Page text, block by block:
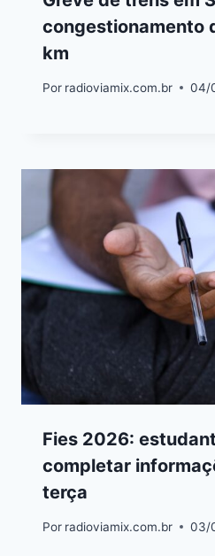
congestionamento
km
Por radioviamix.com.br 04/
Fies 2026:
completar
terça
Por radioviamix.com.br 03/